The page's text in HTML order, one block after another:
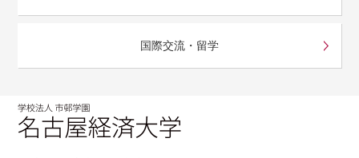
国際交流・留学